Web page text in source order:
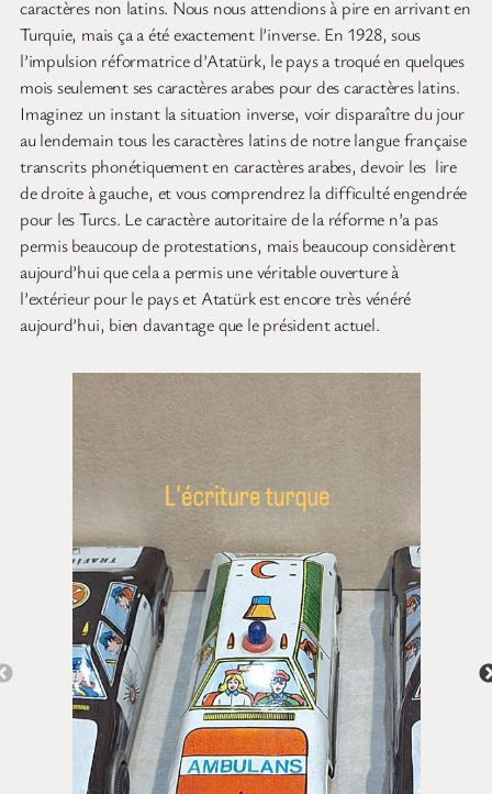
caractères non latins. Nous nous attendions à pire en arrivant en
Turquie, mais ça a été exactement l’inverse. En 1928, sous
l’impulsion réformatrice d’Atatürk, le pays a troqué en quelques
mois seulement ses caractères arabes pour des caractères latins.
Imaginez un instant la situation inverse, voir disparaître du jour
au lendemain tous les caractères latins de notre langue française
transcrits phonétiquement en caractères arabes, devoir les lire
de droite à gauche, et vous comprendrez la difficulté engendrée
pour les Turcs. Le caractère autoritaire de la réforme n’a pas
permis beaucoup de protestations, mais beaucoup considèrent
aujourd’hui que cela a permis une véritable ouverture à
l’extérieur pour le pays et Atatürk est encore très vénéré
aujourd’hui, bien davantage que le président actuel.